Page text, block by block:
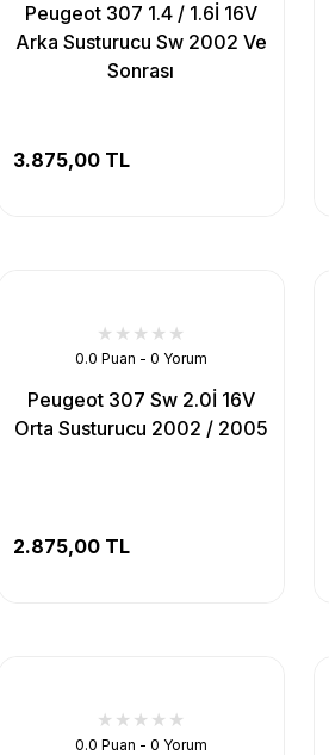
Peugeot 307 1.4 / 1.6İ 16V
Arka Susturucu Sw 2002 Ve
Sonrası
3.875,00 TL
0.0 Puan - 0 Yorum
Peugeot 307 Sw 2.0İ 16V
Orta Susturucu 2002 / 2005
2.875,00 TL
0.0 Puan - 0 Yorum